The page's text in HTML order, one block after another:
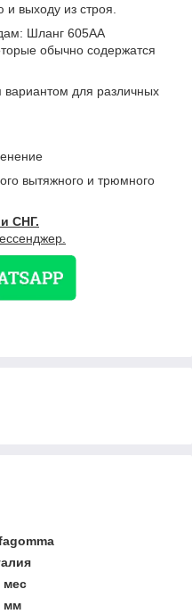
выходу из строя.
Шланг 605AA
обычно содержатся
для различных
вытяжного и трюмного
СНГ.
мес
мм